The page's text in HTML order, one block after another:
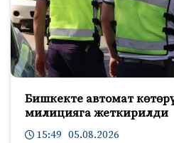
Бишкекте автомат
милицияга жеткирилди
15:49 05.08.2026